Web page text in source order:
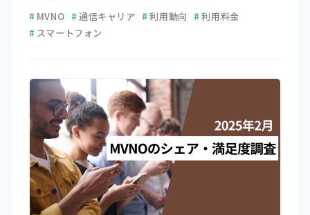
# MVNO # 通信キャリア # 利用動向 # 利用料金
# スマートフォン